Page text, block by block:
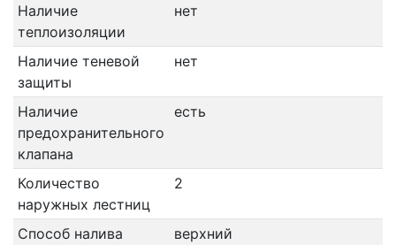
Наличие
теплоизоляции
нет
Наличие теневой
защиты
нет
Наличие
предохранительного
клапана
есть
Количество
наружных лестниц
2
Способ налива
верхний